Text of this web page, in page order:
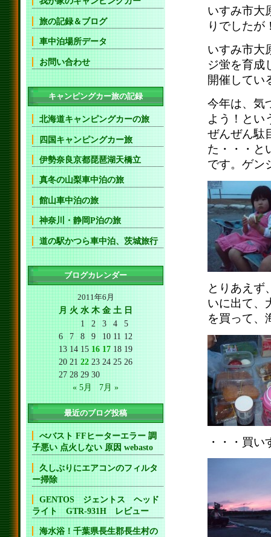
いすみ市大
りでしたが
いすみ市大
ジ蛍を育成
開催してい
今年は、気
よう！とい
ぜんぜん駄
た・・・と
です。ゲン
とりあえず
いに出て、
を買って、
・・・買
旅の記録＆ブログ
車中泊場所データ
お問い合わせ
キャンピングカー旅の記録
北海道キャンピングカーの旅
四国キャンピングカー旅
伊勢奈良京都琵琶湖天橋立
真冬の山梨車中泊の旅
館山車中泊の旅
神奈川・静岡P泊の旅
道の駅かつら車中泊、茨城旅行
ブログカレンダー
2011年6月
月 火 水 木 金 土 日
1
2 3 4
5
6
7 8 9 10 11 12
13 14 15 16 17 18 19
20 21 22 23 24 25 26
27 28 29 30
« 5月
7月 »
最近のブログ投稿
べバスト FFヒーターエラー 調
子悪い 点火しない 原因 webasto
久しぶりにエアコンのフィルタ
ー掃除
GENTOS ジェントス ヘッド
ライト GTR-931H レビュー
海水浴！千葉県長生郡長生村の